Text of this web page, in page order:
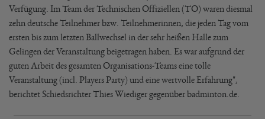
Verfügung. Im Team der Technischen Offiziellen (TO) waren diesmal
zehn deutsche Teilnehmer bzw. Teilnehmerinnen, die jeden Tag vom
ersten bis zum letzten Ballwechsel in der sehr heißen Halle zum
Gelingen der Veranstaltung beigetragen haben. Es war aufgrund der
guten Arbeit des gesamten Organisations-Teams eine tolle
Veranstaltung (incl. Players Party) und eine wertvolle Erfahrung",
berichtet Schiedsrichter Thies Wiediger gegenüber badminton.de.